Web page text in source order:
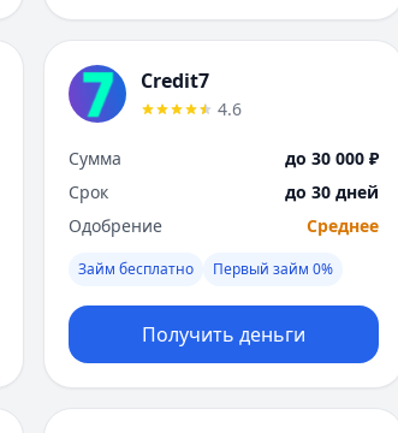
Credit7
4.6
Сумма
до 30 000 ₽
Срок
до 30 дней
Одобрение
Среднее
Займ бесплатно Первый займ 0%
Получить деньги